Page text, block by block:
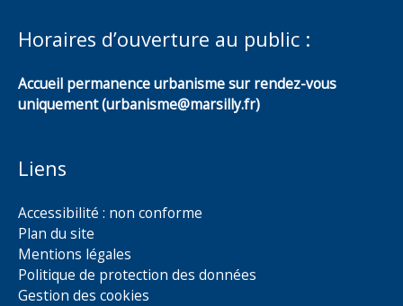
Horaires d’ouverture au public :
Accueil permanence urbanisme sur rendez-vous
uniquement (urbanisme@marsilly.fr)
Liens
Accessibilité : non conforme
Plan du site
Mentions légales
Politique de protection des données
Gestion des cookies